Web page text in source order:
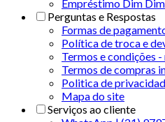
Empréstimo Dim Dim
Perguntas e Respostas
Formas de
Política de troca e
Termos e condições
Termos de compras
Politica de
Mapa do site
Serviços ao cliente